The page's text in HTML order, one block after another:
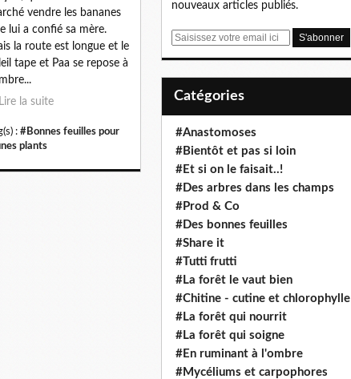
vendre les bananes
lui a confié sa mère.
la route est longue et le
tape et Paa se repose à
Lire la suite
: #Bonnes feuilles pour
plants
nouveaux articles publiés.
E
Catégories
#Anastomoses
#Bientôt et pas si loin
#Et si on le faisait..!
#Des arbres dans les champs
#Prod & Co
#Des bonnes feuilles
#Share it
#Tutti frutti
#La forêt le vaut bien
#Chitine - cutine et chlorophylle
#La forêt qui nourrit
#La forêt qui soigne
#En ruminant à l'ombre
#Mycéliums et carpophores